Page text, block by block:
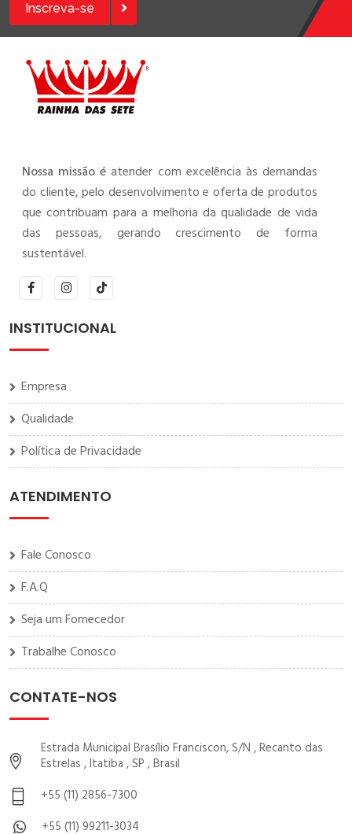
Inscreva-se
Nossa missão é atender com excelência às demandas
do cliente, pelo desenvolvimento e oferta de produtos
que contribuam para a melhoria da qualidade de vida
das pessoas, gerando crescimento de forma
sustentável.
INSTITUCIONAL
Empresa
Qualidade
Política de Privacidade
ATENDIMENTO
Fale Conosco
F.A.Q
Seja um Fornecedor
Trabalhe Conosco
CONTATE-NOS
Estrada Municipal Brasílio Franciscon, S/N , Recanto das
Estrelas , Itatiba , SP , Brasil
+55 (11) 2856-7300
+55 (11) 99211-3034